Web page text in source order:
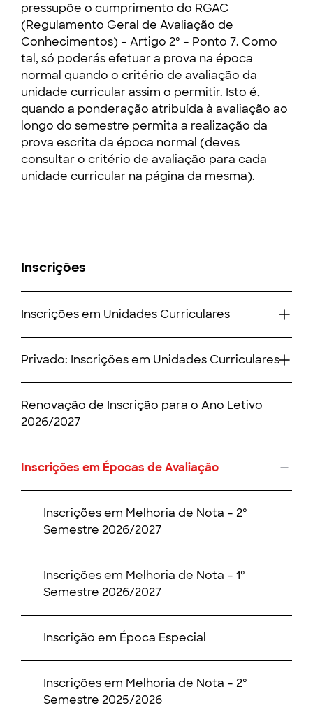
pressupõe o cumprimento do RGAC
(Regulamento Geral de Avaliação de
Conhecimentos) – Artigo 2º – Ponto 7. Como
tal, só poderás efetuar a prova na época
normal quando o critério de avaliação da
unidade curricular assim o permitir. Isto é,
quando a ponderação atribuída à avaliação ao
longo do semestre permita a realização da
prova escrita da época normal (deves
consultar o critério de avaliação para cada
unidade curricular na página da mesma).
Inscrições
Inscrições em Unidades Curriculares
Privado: Inscrições em Unidades Curriculares
Renovação de Inscrição para o Ano Letivo
2026/2027
Inscrições em Épocas de Avaliação
Inscrições em Melhoria de Nota – 2º
Semestre 2026/2027
Inscrições em Melhoria de Nota – 1º
Semestre 2026/2027
Inscrição em Época Especial
Inscrições em Melhoria de Nota – 2º
Semestre 2025/2026